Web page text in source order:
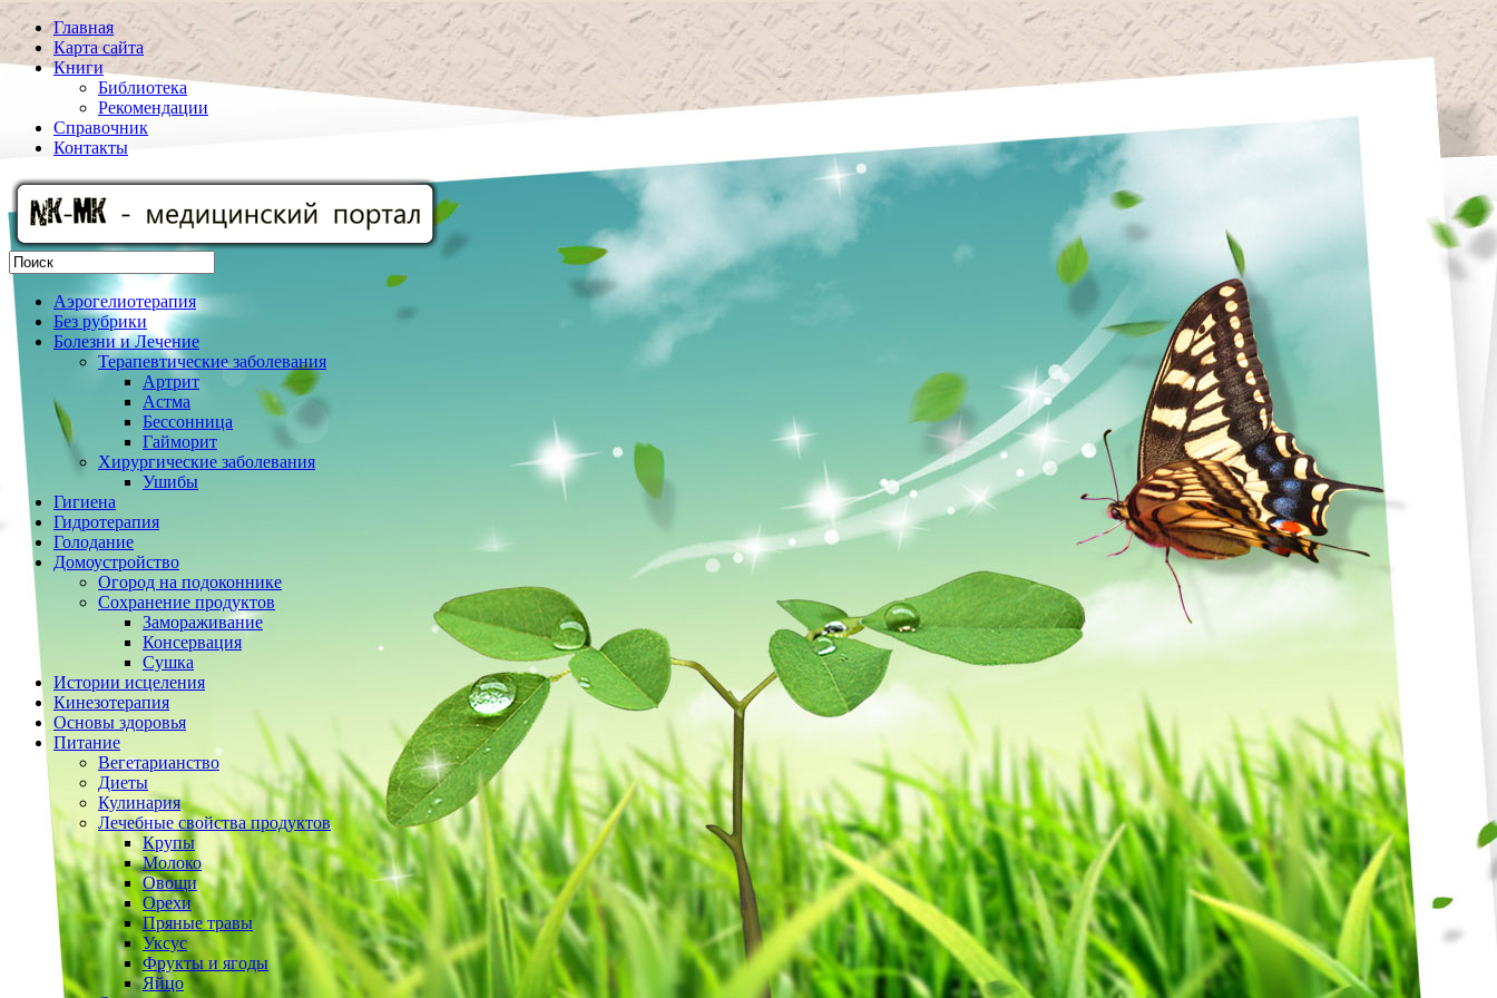
Главная
Карта сайта
Книги
Библиотека
Рекомендации
Справочник
Контакты
Аэрогелиотерапия
Без рубрики
Болезни и Лечение
Терапевтические заболевания
Артрит
Астма
Бессонница
Гайморит
Хирургические заболевания
Ушибы
Гигиена
Гидротерапия
Голодание
Домоустройство
Огород на подоконнике
Сохранение продуктов
Замораживание
Консервация
Сушка
Истории исцеления
Кинезотерапия
Основы здоровья
Питание
Вегетарианство
Диеты
Кулинария
Лечебные свойства продуктов
Крупы
Молоко
Овощи
Орехи
Пряные травы
Уксус
Фрукты и ягоды
Яйцо